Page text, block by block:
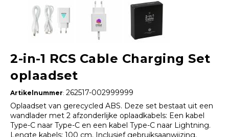
2-in-1 RCS Cable Charging Set
oplaadset
Artikelnummer:262517-002999999
Oplaadset van gerecycled ABS. Deze set bestaat uit een
wandlader met 2 afzonderlijke oplaadkabels: Een kabel
Type-C naar Type-C en een kabel Type-C naar Lightning.
Lengte kabels: 100 cm. Inclusief gebruiksaanwijzing.